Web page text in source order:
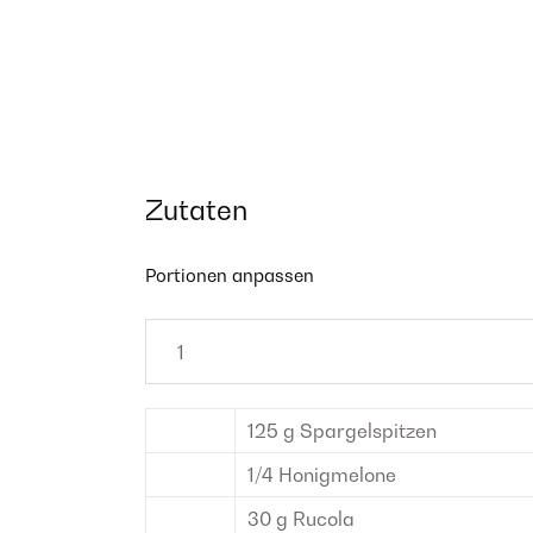
Zutaten
Portionen anpassen
125 g Spargelspitzen
1/4 Honigmelone
30 g Rucola